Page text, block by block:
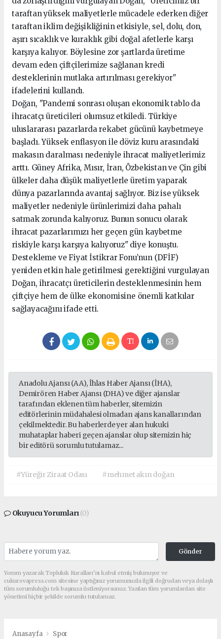
taraftan yüksek maliyetlerle mücadele ederken diğer
taraftan iklim değişikliğinin etkisiyle, sel, dolu, don,
aşırı sıcaklık ve kuraklık gibi doğal afetlerle karşı
karşıya kalıyor. Böylesine zor şartlarda üretime
devam eden çiftçilerimize sağlanan kredi
desteklerinin mutlaka artırılması gerekiyor"
ifadelerini kullandı.
Doğan, "Pandemi sonrası oluşan ekonomik tablo da
ihracatçı üreticileri olumsuz etkiledi. Türkiye
uluslararası pazarlarda rekabet gücünü kaybetmeye
başladı. Yüksek enflasyon ile döviz kuru arasındaki
makasın daralması nedeniyle ihracat maliyetlerimiz
arttı. Güney Afrika, Mısır, İran, Özbekistan ve Çin gibi
ülkeler daha düşük maliyetlerle üretim yaparak
dünya pazarlarında avantaj sağlıyor. Biz ise yüksek
maliyetler nedeniyle ürünlerimizi daha pahalı
satmak zorunda kalıyoruz. Bunun sonucu olarak
ihracat pazarlarımızı her geçen gün kaybetme
riskiyle karşı karşıya kalıyoruz" diye konuştu.
Destekleme ve Fiyat İstikrar Fonu’nun (DFİF)
yeniden etkin hale getirilmesi gerektiğini vurgulayan
Doğan, ihracatçı üreticilerin desteklenmesinin hem
çiftçiye hem de ülke ekonomisine önemli katkılar
sağlayacağını ifade etti.
Anadolu Ajansı (AA), İhlas Haber Ajansı (İHA),
Demirören Haber Ajansı (DHA) ve diğer ajanslar
tarafından eklenen tüm haberler, sitemizin
editörlerinin müdahalesi olmadan ajans kanallarından
çekilmektedir. Bu haberlerde yer alan hukuki
muhataplar haberi geçen ajanslar olup sitemizin hiç
bir editörü sorumlu tutulamaz...
#Yüreğir Ziraat Odası #mehmet akın doğan
Okuyucu Yorumları(0)
Gönder
Yorum yazarak Topluluk Kuralları’nı kabul etmiş bulunuyor ve
cukurovapress.com sitesine yaptığınız yorumunuzla ilgili doğrudan veya dolaylı
tüm sorumluluğu tek başınıza üstleniyorsunuz. Yazılan tüm yorumlardan site
yönetimi hiçbir şekilde sorumlu tutulamaz.
Anasayfa Spor